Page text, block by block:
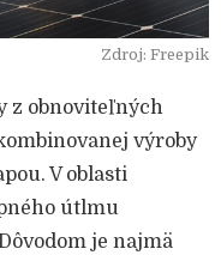
Zdroj: Freepik
z obnoviteľných
výroby
V oblasti
útlmu
je najmä